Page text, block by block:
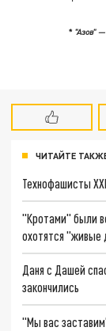
* "Азов" —
ЧИТАЙТЕ
Технофашисты
"Кротами" были
охотятся "живые
Даня с Дашей
закончились
"Мы вас